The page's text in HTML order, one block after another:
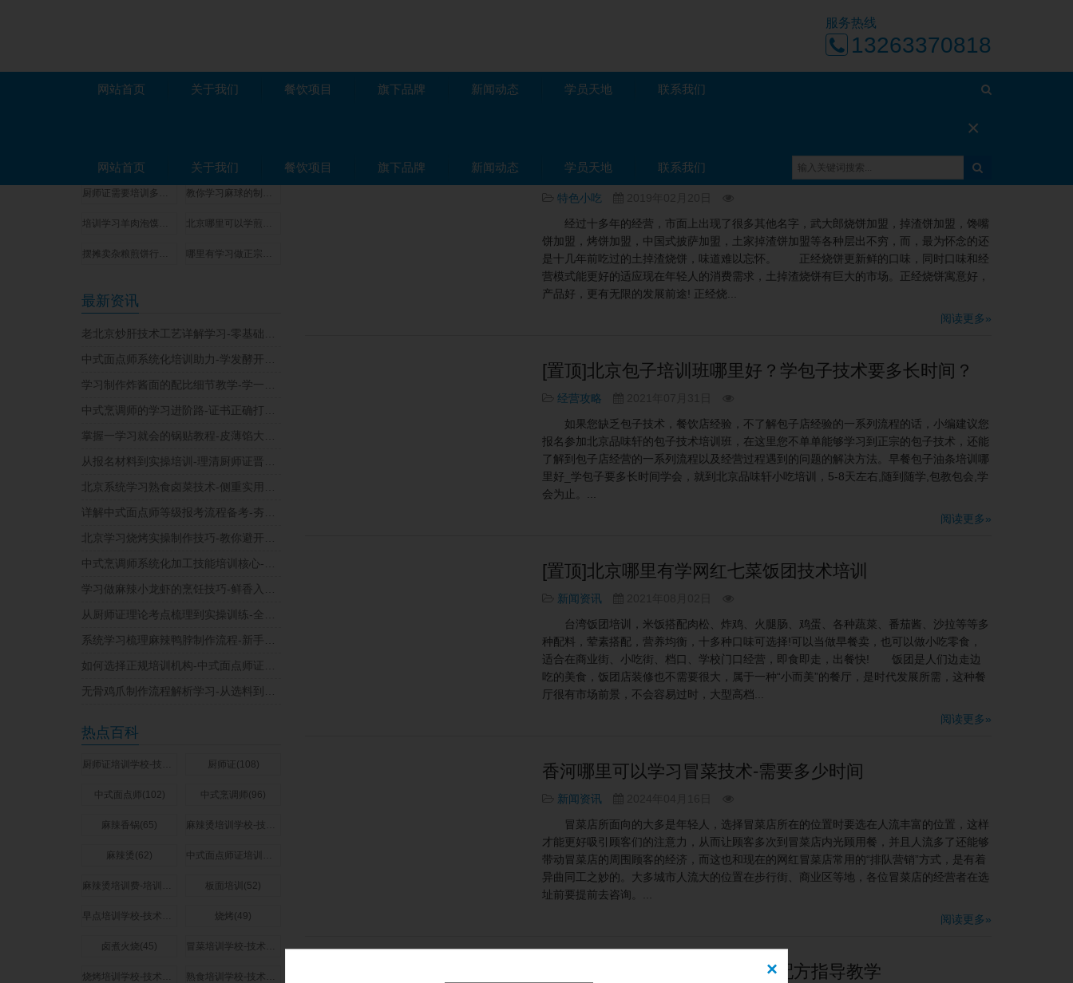
服务热线
13263370818
网站首页 关于我们 餐饮项目 旗下品牌 新闻动态 学员天地 联系我们
×
×
网站首页 关于我们 餐饮项目 旗下品牌 新闻动态 学员天地 联系我们
冒菜培训学校-技术培训费用多少钱
[置顶]土家掉渣饼
特色小吃
经过十多年的经营，市面上出现了很多其他名字，武大郎烧饼加盟，掉渣饼加盟，馋嘴
饼加盟，烤饼加盟，中国式披萨加盟，土家掉渣饼加盟等各种层出不穷，而，最为怀念的还
是十几年前吃过的土掉渣烧饼，味道难以忘怀。 正经烧饼更新鲜的口味，同时口味和经
营模式能更好的适应现在年轻人的消费需求，土掉渣烧饼有巨大的市场。正经烧饼寓意好，
产品好，更有无限的发展前途! 正经烧...
阅读更多»
[置顶]北京包子培训班哪里好？学包子技术要多长时间？
经营攻略
如果您缺乏包子技术，餐饮店经验，不了解包子店经验的一系列流程的话，小编建议您
报名参加北京品味轩的包子技术培训班，在这里您不单单能够学习到正宗的包子技术，还能
了解到包子店经营的一系列流程以及经营过程遇到的问题的解决方法。早餐包子油条培训哪
里好_学包子要多长时间学会，就到北京品味轩小吃培训，5-8天左右,随到随学,包教包会,学
会为止。...
阅读更多»
[置顶]北京哪里有学网红七菜饭团技术培训
新闻资讯
台湾饭团培训，米饭搭配肉松、炸鸡、火腿肠、鸡蛋、各种蔬菜、番茄酱、沙拉等等多
种配料，荤素搭配，营养均衡，十多种口味可选择!可以当做早餐卖，也可以做小吃零食，
适合在商业街、小吃街、档口、学校门口经营，即食即走，出餐快! 饭团是人们边走边
吃的美食，饭团店装修也不需要很大，属于一种“小而美”的餐厅，是时代发展所需，这种餐
厅很有市场前景，不会容易过时，大型高档...
阅读更多»
香河哪里可以学习冒菜技术-需要多少时间
新闻资讯
冒菜店所面向的大多是年轻人，选择冒菜店所在的位置时要选在人流丰富的位置，这样
才能更好吸引顾客们的注意力，从而让顾客多次到冒菜店内光顾用餐，并且人流多了还能够
带动冒菜店的周围顾客的经济，而这也和现在的网红冒菜店常用的“排队营销”方式，是有着
异曲同工之妙的。大多城市人流大的位置在步行街、商业区等地，各位冒菜店的经营者在选
址前要提前去咨询。...
阅读更多»
要怎么学习冒菜做法技术-全套配方指导教学
厨师证需要培训多少时间-证书申请材料 教你学习麻球的制作方法和教程-随到随学
培训学习羊肉泡馍的学校-做法可简单了 北京哪里可以学煎饼果子技术？
摆摊卖杂粮煎饼行不行？在哪里可以学到正宗的杂粮煎饼技术？ 哪里有学习做正宗的木桶饭技术夏季速成班
最新资讯
热点百科
厨师证培训学校-技术培训费用多少钱(273) 厨师证(108)
中式面点师(102) 中式烹调师(96)
麻辣香锅(65) 麻辣烫培训学校-技术培训费用多少钱(64)
麻辣烫(62) 中式面点师证培训学校-技术培训费用多少钱(58)
麻辣烫培训费-培训费用多少钱(57) 板面培训(52)
早点培训学校-技术培训费用多少钱(51) 烧烤(49)
卤煮火烧(45) 冒菜培训学校-技术培训费用多少钱(44)
烧烤培训学校-技术培训费用多少钱(44) 熟食培训学校-技术培训费用多少钱(44)